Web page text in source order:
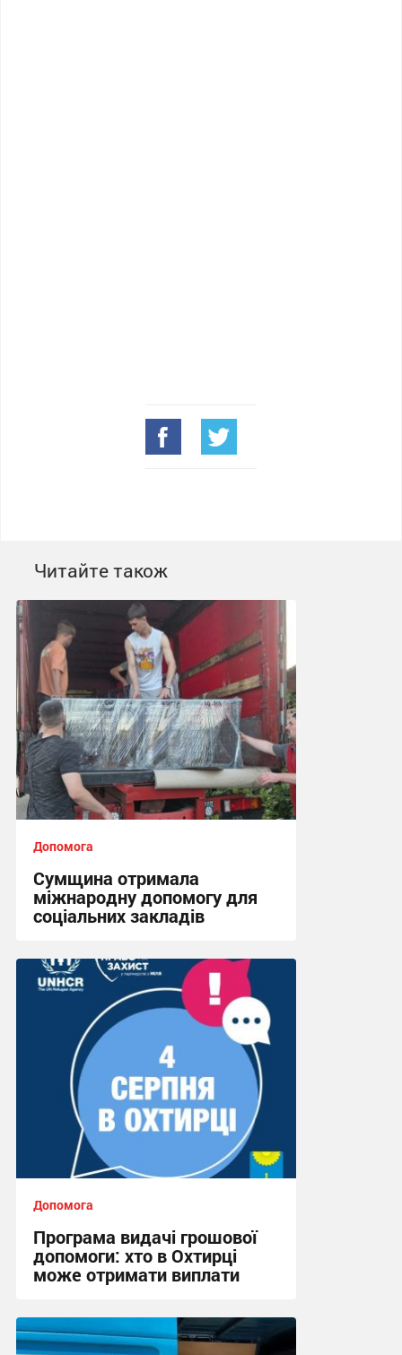
Читайте також
Допомога
Сумщина отримала
міжнародну допомогу для
соціальних закладів
08:45, 31.07.2026
Допомога
Програма видачі грошової
допомоги: хто в Охтирці
може отримати виплати
19:07, 30.07.2026